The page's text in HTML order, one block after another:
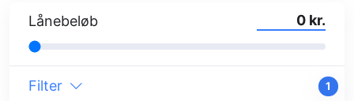
Lånebeløb kr.
Filter 1